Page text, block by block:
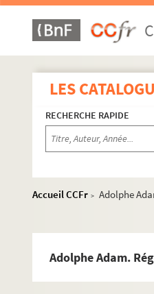
LES
RECHERCHE RAPIDE
Accueil CCFr > Adolphe
Adolphe Adam.